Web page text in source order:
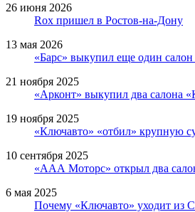
26 июня 2026
Rox пришел в Ростов-на-Дону
13 мая 2026
«Барс» выкупил еще один
21 ноября 2025
«Арконт» выкупил два салона
19 ноября 2025
«Ключавто» «отбил» крупную
10 сентября 2025
«ААА Моторс» открыл два
6 мая 2025
Почему «Ключавто» уходит из